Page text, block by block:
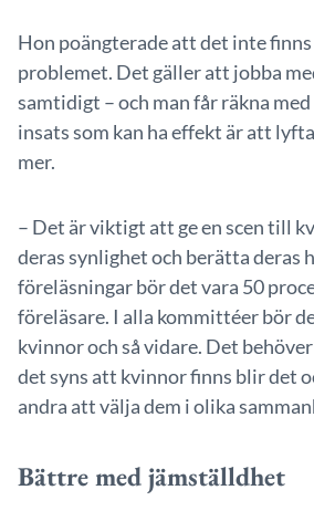
Hon poängterade att det inte finns
problemet. Det gäller att jobba
samtidigt – och man får räkna
insats som kan ha effekt är att
mer.
– Det är viktigt att ge en scen till
deras synlighet och berätta deras
föreläsningar bör det vara 50
föreläsare. I alla kommittéer bör
kvinnor och så vidare. Det
det syns att kvinnor finns blir det
andra att välja dem i olika
Bättre med jämställdhet